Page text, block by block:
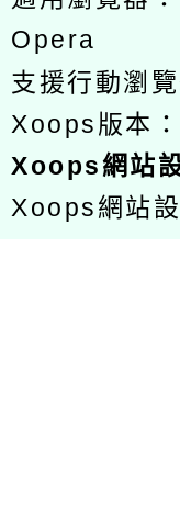
Opera
支援行動瀏
Xoops版本
Xoops網站
Xoops網站